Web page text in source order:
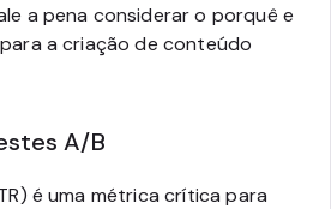
a pena considerar o porquê e
a criação de conteúdo
A/B
é uma métrica crítica para